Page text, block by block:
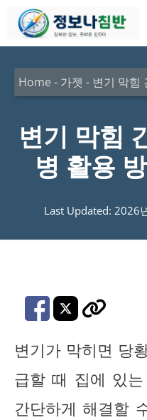
Home - 가젯 - 변기 막힘 간
변기 막힘
병 활용
Last Updated: 2026
변기가 막히면 당
급할 때 집에 있
간단하게 해결할